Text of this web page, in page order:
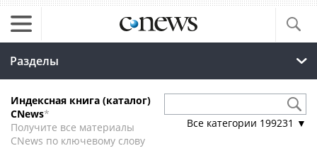
Разделы
Индексная книга (каталог)
CNews*
Получите все материалы
CNews по ключевому слову
Все категории 199231 ▼